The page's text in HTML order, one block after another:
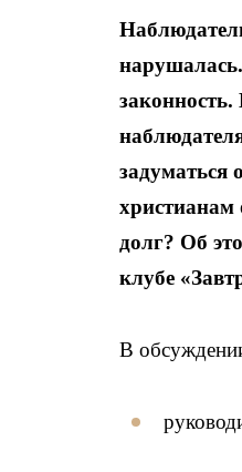
христианам
долг? Об
клубе
В